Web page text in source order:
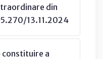
din
13.11.2024
constituire a